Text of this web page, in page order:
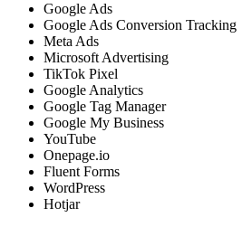
Google Ads
Google Ads Conversion Tracking
Meta Ads
Microsoft Advertising
TikTok Pixel
Google Analytics
Google Tag Manager
Google My Business
YouTube
Onepage.io
Fluent Forms
WordPress
Hotjar